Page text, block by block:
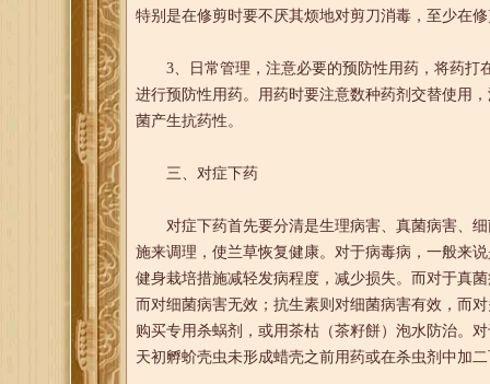
特别是在修剪时要不厌其烦地对剪刀消毒，至少在
3、日常管理，注意必要的预防性用药，将药打
进行预防性用药。用药时要注意数种药剂交替使用
菌产生抗药性。
三、对症下药
对症下药首先要分清是生理病害、真菌病害、细
施来调理，使兰草恢复健康。对于病毒病，一般来
健身栽培措施减轻发病程度，减少损失。而对于真
而对细菌病害无效；抗生素则对细菌病害有效，而
购买专用杀蜗剂，或用茶枯（茶籽餅）泡水防治。
天初孵蚧壳虫未形成蜡壳之前用药或在杀虫剂中加